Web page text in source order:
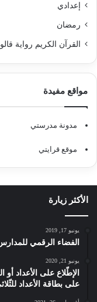
إعدادي
رمضان
القرآن الكريم رواية
مواقع مفيدة
مدونة مدرستي
موقع قرايتي
الأكثر زيارة
يونيو 17, 2019
الفضاء الرقمي للمدارس
يونيو 21, 2020
الإطّلاع على الأعداد
على بطاقة الأعداد